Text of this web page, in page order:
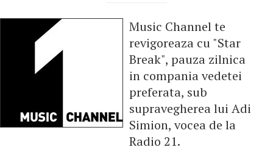
Music Channel te
revigoreaza cu "Star
Break", pauza zilnica
in compania vedetei
preferata, sub
supravegherea lui Adi
Simion, vocea de la
Radio 21.